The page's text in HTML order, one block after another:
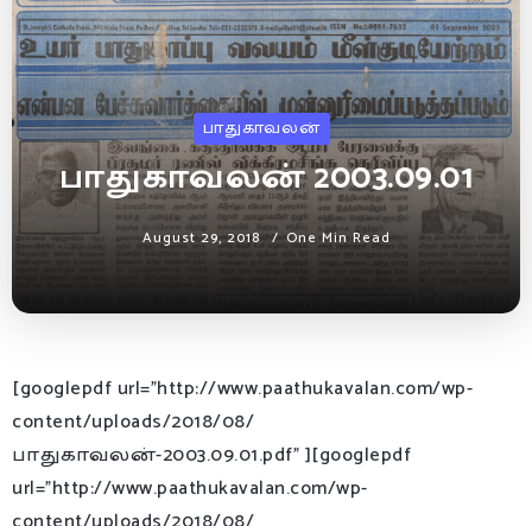
பாதுகாவலன்
பாதுகாவலன் 2003.09.01
August 29, 2018 One Min Read
[googlepdf url=”http://www.paathukavalan.com/wp-
content/uploads/2018/08/
பாதுகாவலன்-2003.09.01.pdf” ][googlepdf
url=”http://www.paathukavalan.com/wp-